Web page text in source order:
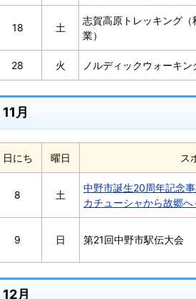
18 土
志賀高原トレッキング
業）
28 火 ノルディックウォーキン
11月
日にち 曜日 ス
8 土
中野市誕生20周年記念
カチューシャから故郷へ
9 日 第21回中野市駅伝大会
12月